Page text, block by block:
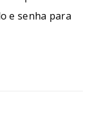
e senha para